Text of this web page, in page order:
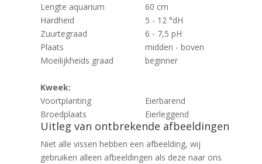
Lengte aquarium
60 cm
Hardheid
5 - 12 °dH
Zuurtegraad
6 - 7,5 pH
Plaats
midden - boven
Moeilijkheids graad
beginner
Kweek:
Voortplanting
Eierbarend
Broedplaats
Eierleggend
Uitleg van ontbrekende afbeeldingen
Niet alle vissen hebben een afbeelding, wij
gebruiken alleen afbeeldingen als deze naar ons